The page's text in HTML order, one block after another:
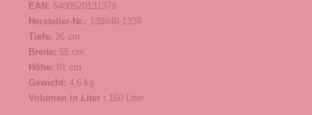
EAN: 5400520131379
Hersteller-Nr.: 139848-1339
Tiefe: 36 cm
Breite: 55 cm
Höhe: 81 cm
Gewicht: 4,6 kg
Volumen in Liter : 160 Liter